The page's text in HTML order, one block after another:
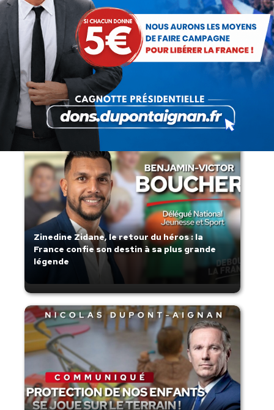
Lorsque tout flambe et que l’État
s’affaisse.
Zinedine Zidane, le retour du héros : la
France confie son destin à sa plus grande
légende